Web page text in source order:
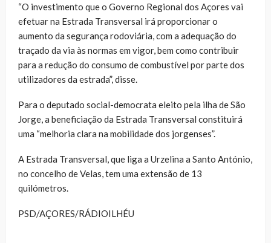
“O investimento que o Governo Regional dos Açores vai
efetuar na Estrada Transversal irá proporcionar o
aumento da segurança rodoviária, com a adequação do
traçado da via às normas em vigor, bem como contribuir
para a redução do consumo de combustível por parte dos
utilizadores da estrada”, disse.
Para o deputado social-democrata eleito pela ilha de São
Jorge, a beneficiação da Estrada Transversal constituirá
uma “melhoria clara na mobilidade dos jorgenses”.
A Estrada Transversal, que liga a Urzelina a Santo António,
no concelho de Velas, tem uma extensão de 13
quilómetros.
PSD/AÇORES/RÁDIOILHÉU